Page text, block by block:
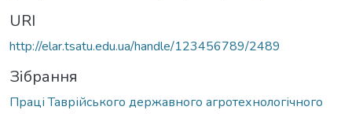
URI
http://elar.tsatu.edu.ua/handle/123456789/2489
Зібрання
Праці Таврійського державного агротехнологічного